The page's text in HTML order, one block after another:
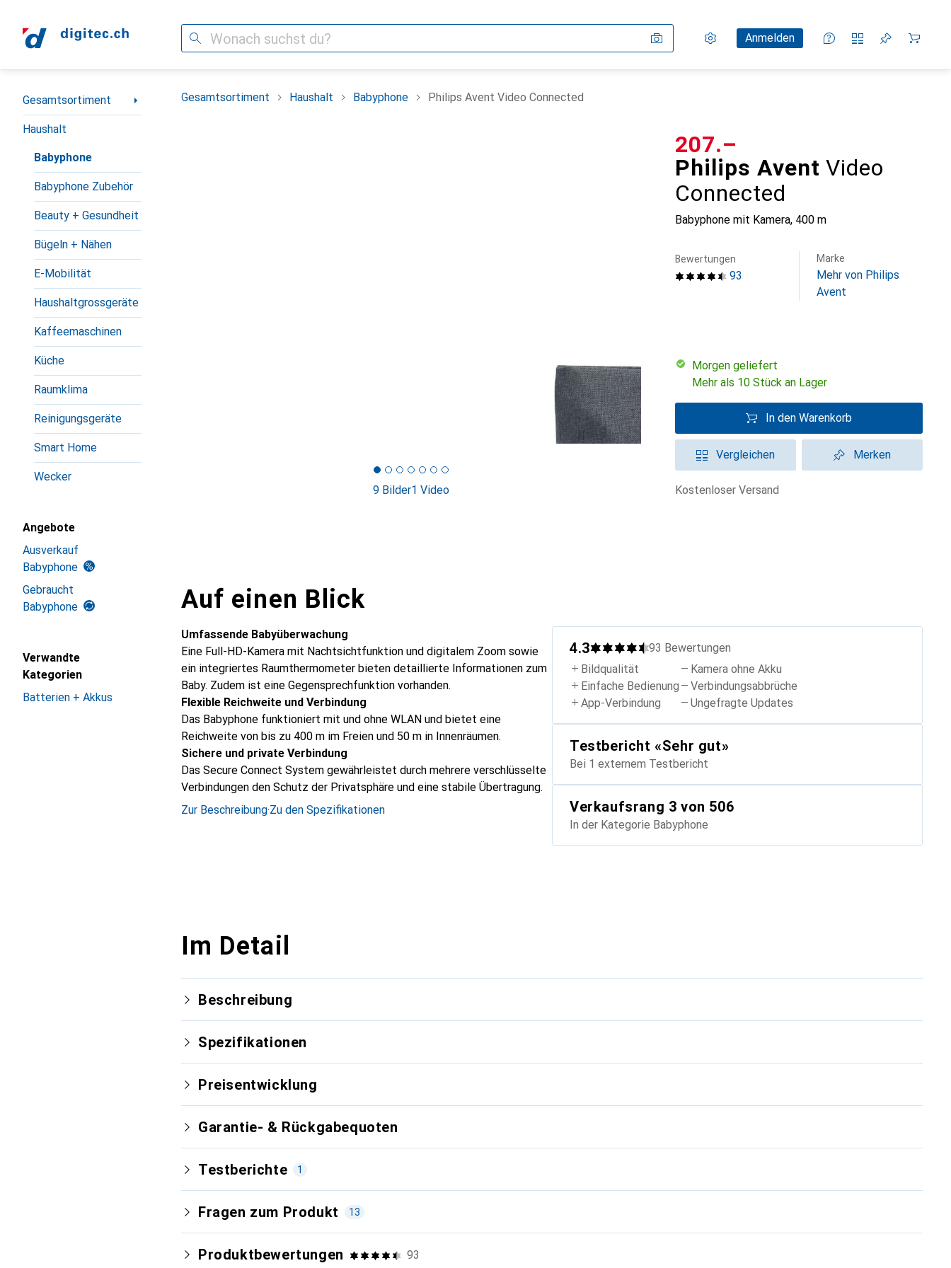
Suche Einstellungen
KundenkontoAnmelden
Vergleichslisten
Merklisten
Warenkorb
Navigation nach Kategorien
Gesamtsortiment
Haushalt
Babyphone
Babyphone Zubehör
Beauty + Gesundheit
Bügeln + Nähen
E-Mobilität
Haushaltgrossgeräte
Kaffeemaschinen
Küche
Raumklima
Reinigungsgeräte
Smart Home
Wecker
Angebote
Ausverkauf
Babyphone
Gebraucht
Babyphone
Verwandte
Kategorien
Batterien + Akkus
Gesamtsortiment Haushalt Babyphone Philips Avent Video Connected
9 Bilder1 Video
Philips Avent Video
Connected
Babyphone mit Kamera, 400 m
CHF
207.–
93
Bewertungen Marke
Mehr von Philips
Avent
morgen geliefert
Mehr als 10 Stück an Lager
In den Warenkorb
Vergleichen Merken
kostenloser Versand
Auf einen Blick
Umfassende Babyüberwachung
Eine Full-HD-Kamera mit Nachtsichtfunktion und digitalem Zoom sowie
ein integriertes Raumthermometer bieten detaillierte Informationen zum
Baby. Zudem ist eine Gegensprechfunktion vorhanden.
Flexible Reichweite und Verbindung
Das Babyphone funktioniert mit und ohne WLAN und bietet eine
Reichweite von bis zu 400 m im Freien und 50 m in Innenräumen.
Sichere und private Verbindung
Das Secure Connect System gewährleistet durch mehrere verschlüsselte
Verbindungen den Schutz der Privatsphäre und eine stabile Übertragung.
Zur Beschreibung·Zu den Spezifikationen
4.3 93 Bewertungen
Bildqualität
Einfache Bedienung
App-Verbindung
Kamera ohne Akku
Verbindungsabbrüche
Ungefragte Updates
Testbericht «Sehr gut»
Bei 1 externem Testbericht
Verkaufsrang 3 von 506
In der Kategorie Babyphone
Im Detail
Beschreibung
Spezifikationen
Preisentwicklung
Garantie- & Rückgabequoten
Testberichte 1
Neueste
Fragen zum Produkt 13
Produktbewertungen 93